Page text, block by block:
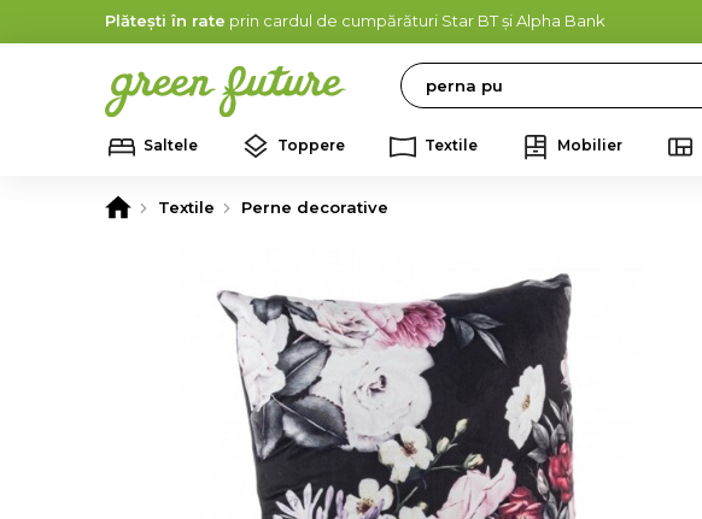
Plătești în rate prin cardul de cumpărături Star BT și Alpha Bank
Search
Saltele Toppere Textile Mobilier
Textile Perne decorative